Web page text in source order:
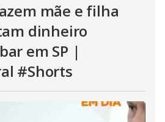
mãe e filha
dinheiro
em SP |
#Shorts